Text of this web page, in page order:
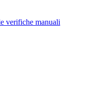
verifiche manuali